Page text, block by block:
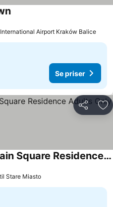
Airport Kraków Balice
Se priser
Del
Hotel Betmanowska Main Square Residence Adults Only
Stare Miasto